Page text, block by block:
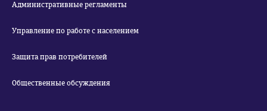
Административные регламенты
Управление по работе с населением
Защита прав потребителей
Общественные обсуждения